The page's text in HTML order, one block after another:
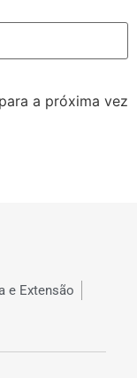
a próxima vez
e Extensão